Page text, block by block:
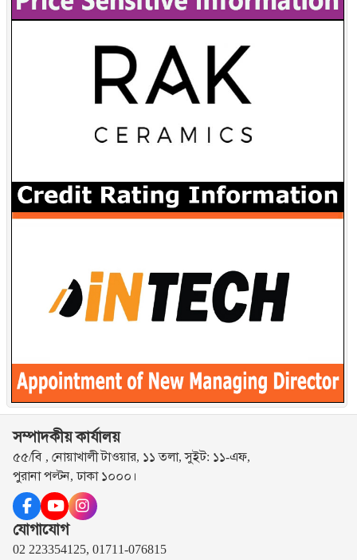
সম্পাদকীয় কার্যালয়
৫৫/বি , নোয়াখালী টাওয়ার, ১১ তলা, সুইট: ১১-এফ,
পুরানা পল্টন, ঢাকা ১০০০।
যোগাযোগ
02 223354125, 01711-076815